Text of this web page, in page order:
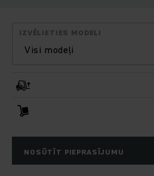
Visi modeļi
IZVĒLIETIES MODELI
NOSŪTĪT PIEPRASĪJUMU